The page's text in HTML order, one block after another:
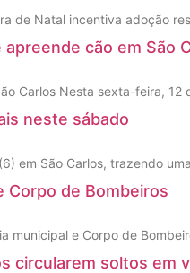
de Natal incentiva adoção
cão em São
Carlos Nesta sexta-feira,
neste sábado
em São Carlos, trazendo uma
Corpo de Bombeiros
municipal e Corpo de
circularem soltos em